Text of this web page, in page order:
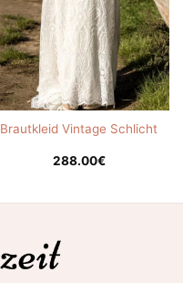
Brautkleid Vintage Schlicht
288.00€